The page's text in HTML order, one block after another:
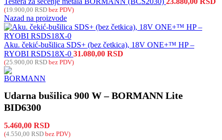
(19.900,00 RSD bez PDV)
Nazad na proizvode
Aku. čekić-bušilica SDS+ (bez četkica), 18V ONE+™ HP –
RYOBI RSDS18X-0 31.080,00 RSD
(25.900,00 RSD bez PDV)
Udarna bušilica 900 W – BORMANN Lite
BID6300
5.460,00 RSD
(4.550,00 RSD bez PDV)